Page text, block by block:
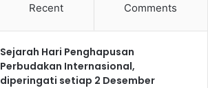
Recent Comments
Sejarah Hari Penghapusan
Perbudakan Internasional,
diperingati setiap 2 Desember